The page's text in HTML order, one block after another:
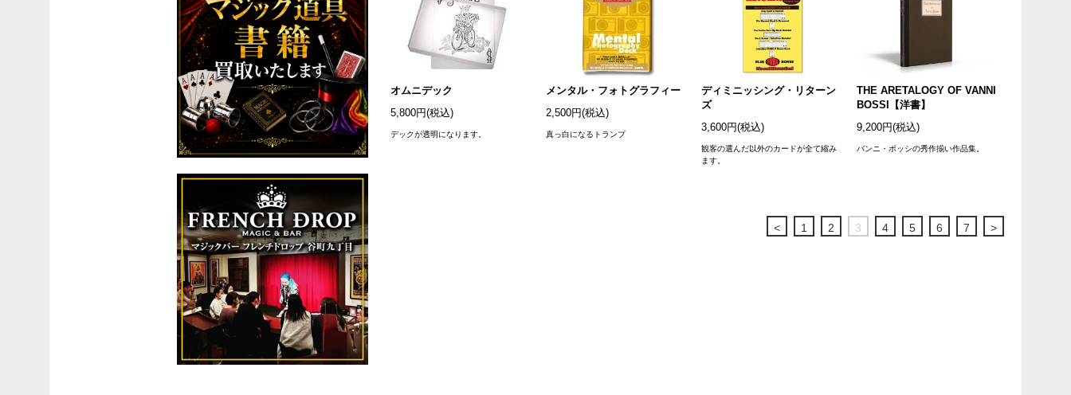
オムニデック
5,800円(税込)
デックが透明になります。
メンタル・フォトグラフィー
2,500円(税込)
真っ白になるトランプ
ディミニッシング・リターン
ズ
3,600円(税込)
観客の選んだ以外のカードが全て縮み
ます。
THE ARETALOGY OF VANNI
BOSSI【洋書】
9,200円(税込)
バンニ・ボッシの秀作揃い作品集。
< 1 2 3 4 5 6 7 >